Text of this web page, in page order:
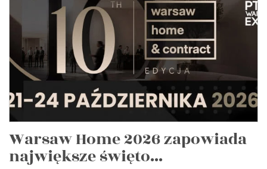
Warsaw Home 2026 zapowiada
największe święto...